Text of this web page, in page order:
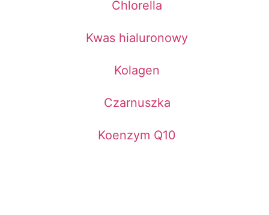
Chlorella
Kwas hialuronowy
Kolagen
Czarnuszka
Koenzym Q10